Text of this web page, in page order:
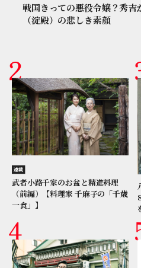
戦国きっての悪役令嬢？秀吉
（淀殿）の悲しき素顔
連載
武者小路千家のお盆と精進料理
（前編）【料理家 千麻子の「千歳
一食」】